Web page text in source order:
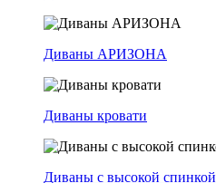
Диваны АРИЗОНА
Диваны кровати
Диваны с высокой спинкой